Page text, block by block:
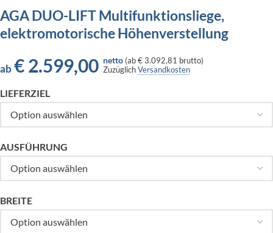
AGA DUO-LIFT Multifunktionsliege,
elektromotorische Höhenverstellung
ab €2.599,00 netto (ab€ 3.092,81 brutto)
ZuzüglichVersandkosten
LIEFERZIEL
AUSFÜHRUNG
BREITE